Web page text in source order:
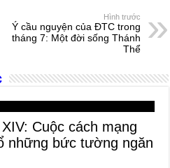
s
Hình trước
Ý cầu nguyện của ĐTC trong
tháng 7: Một đời sống Thánh
Thể
Cuộc cách mạng
những bức tường ngăn